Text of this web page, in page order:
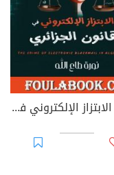
جريمة الابتزاز الإلكتروني في القانون الجزائري